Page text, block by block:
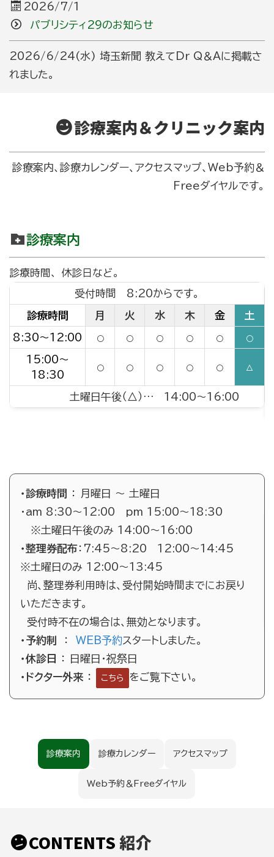
2026/7/1
パブリシティ29のお知らせ
2026/6/24(水 ) 埼玉新聞 教えて Dr Q ＆Aに掲載さ
れました。
診療案内＆クリニック案内
診療案内、診療カレンダー、アクセスマップ、Web予約＆
Freeダイヤルです。
診療案内
診療時間、休診日など。
受付時間 8:20からです。
診療時間 月 火 水 木 金 土
8:30～12:00 ○ ○ ○ ○ ○ ○
15:00～
18:30
○ ○ ○ ○ ○ △
土曜日午後（△）… 14:00～16:00
・診療時間
： 月曜日 ～ 土曜日
・am 8:30～12:00 pm 15:00～18:30
※土曜日午後のみ 14:00～16:00
・整理券配布：7:45～8:20 12:00～14:45
※土曜日のみ 12:00～13:45
尚、整理券利用時は、受付開始時間までにお戻り
いただきます。
受付時不在の場合は、無効となります。
・予約制
： WEB予約スタートしました。
・休診日
： 日曜日・祝祭日
・ドクター外来 ： こちら をご覧下さい。
診療案内 診療カレンダー アクセスマップ
Web予約＆Freeダイヤル
CONTENTS紹介